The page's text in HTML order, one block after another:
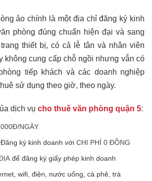
ảo chính là một địa chỉ đăng ký kinh
phòng đúng chuẩn hiện đại và sang
thiết bị, có cả lễ tân và nhân viên
không cung cấp chỗ ngồi nhưng vẫn có
tiếp khách và các doanh nghiệp
sử dụng theo giờ, theo ngày.
dịch vụ cho thuê văn phòng quận 5:
NGÀY
ký kinh doanh với CHI PHÍ 0 ĐỒNG
để đăng ký giấy phép kinh doanh
wifi, điện, nước uống, cà phê, trà